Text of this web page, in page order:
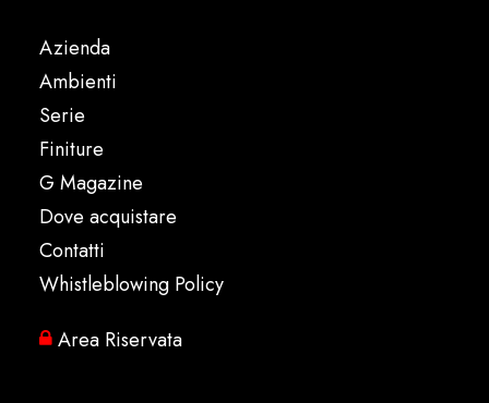
Azienda
Ambienti
Serie
Finiture
G Magazine
Dove acquistare
Contatti
Whistleblowing Policy
Area Riservata